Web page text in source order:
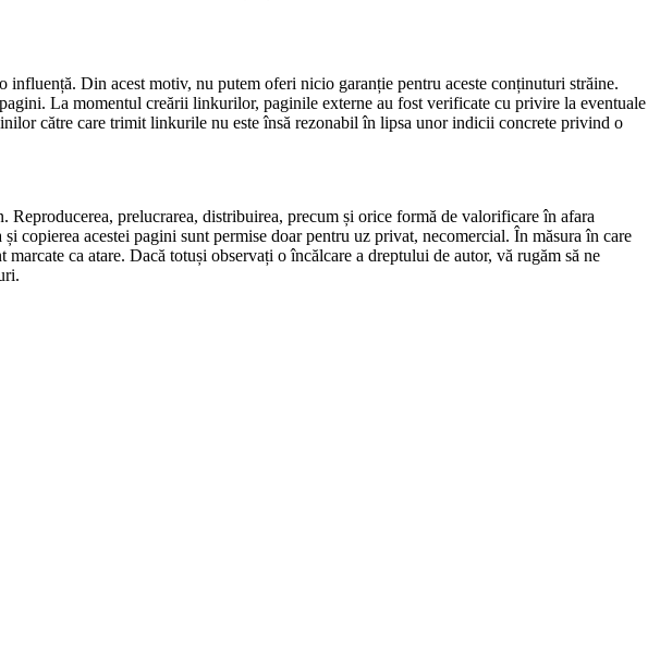
Din acest motiv, nu putem oferi nicio garanție pentru aceste conținuturi străine.
La momentul creării linkurilor, paginile externe au fost verificate cu privire la eventuale
către care trimit linkurile nu este însă rezonabil în lipsa unor indicii concrete privind o
prelucrarea, distribuirea, precum și orice formă de valorificare în afara
copierea acestei pagini sunt permise doar pentru uz privat, necomercial. În măsura în care
ca atare. Dacă totuși observați o încălcare a dreptului de autor, vă rugăm să ne